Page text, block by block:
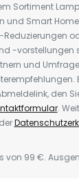
Sortiment
und Smart
-vorstellungen
und
den
.
von 99 €.